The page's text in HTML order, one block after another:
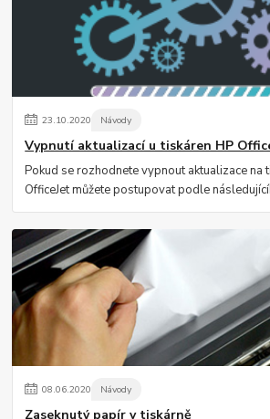
23.10.2020 Návody
Vypnutí aktualizací u tiskáren HP
Pokud se rozhodnete vypnout aktualizace na
OfficeJet můžete postupovat podle
08.06.2020 Návody
Zaseknutý papír v tiskárně